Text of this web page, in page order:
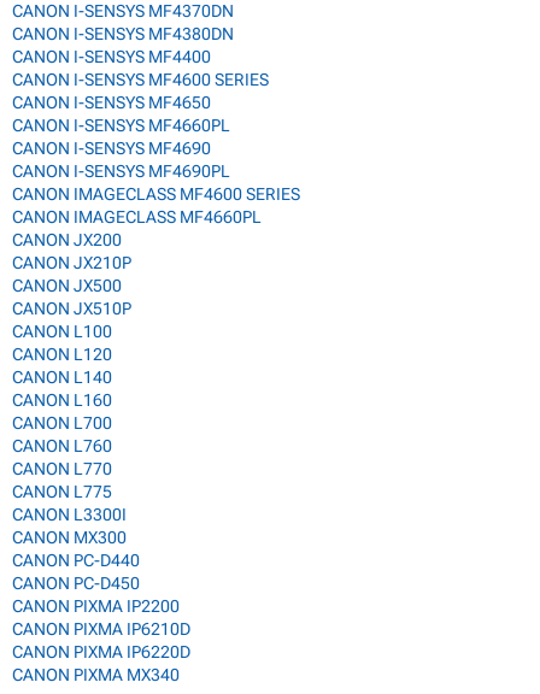
CANON I-SENSYS MF4370DN
CANON I-SENSYS MF4380DN
CANON I-SENSYS MF4400
CANON I-SENSYS MF4600 SERIES
CANON I-SENSYS MF4650
CANON I-SENSYS MF4660PL
CANON I-SENSYS MF4690
CANON I-SENSYS MF4690PL
CANON IMAGECLASS MF4600 SERIES
CANON IMAGECLASS MF4660PL
CANON JX200
CANON JX210P
CANON JX500
CANON JX510P
CANON L100
CANON L120
CANON L140
CANON L160
CANON L700
CANON L760
CANON L770
CANON L775
CANON L3300I
CANON MX300
CANON PC-D440
CANON PC-D450
CANON PIXMA IP2200
CANON PIXMA IP6210D
CANON PIXMA IP6220D
CANON PIXMA MX340